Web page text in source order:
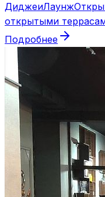
ДиджеиЛаунж
открытыми
Подробнее